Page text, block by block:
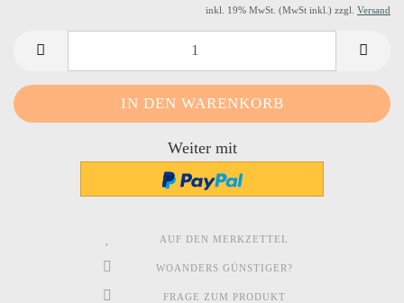
inkl. 19% MwSt. (MwSt inkl.) zzgl. Versand
Weiter mit
AUF DEN MERKZETTEL
WOANDERS GÜNSTIGER?
FRAGE ZUM PRODUKT